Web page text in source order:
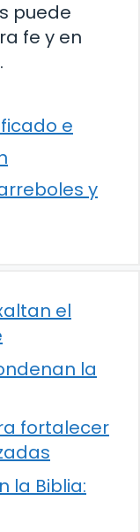
puede
fe y en
e
y
el
la
fortalecer
la Biblia: